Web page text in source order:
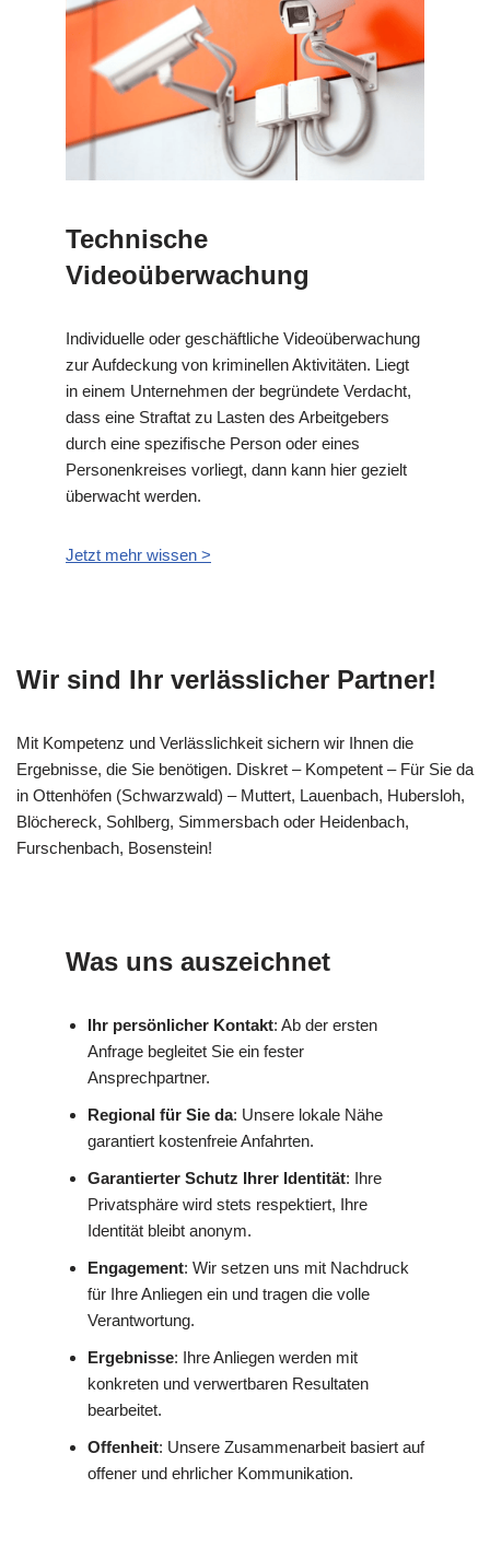
Technische
Videoüberwachung
Individuelle oder geschäftliche Videoüberwachung
zur Aufdeckung von kriminellen Aktivitäten. Liegt
in einem Unternehmen der begründete Verdacht,
dass eine Straftat zu Lasten des Arbeitgebers
durch eine spezifische Person oder eines
Personenkreises vorliegt, dann kann hier gezielt
überwacht werden.
Jetzt mehr wissen >
Wir sind Ihr verlässlicher Partner!
Mit Kompetenz und Verlässlichkeit sichern wir Ihnen die
Ergebnisse, die Sie benötigen. Diskret – Kompetent – Für Sie da
in Ottenhöfen (Schwarzwald) – Muttert, Lauenbach, Hubersloh,
Blöchereck, Sohlberg, Simmersbach oder Heidenbach,
Furschenbach, Bosenstein!
Was uns auszeichnet
Ihr persönlicher Kontakt: Ab der ersten
Anfrage begleitet Sie ein fester
Ansprechpartner.
Regional für Sie da: Unsere lokale Nähe
garantiert kostenfreie Anfahrten.
Garantierter Schutz Ihrer Identität: Ihre
Privatsphäre wird stets respektiert, Ihre
Identität bleibt anonym.
Engagement: Wir setzen uns mit Nachdruck
für Ihre Anliegen ein und tragen die volle
Verantwortung.
Ergebnisse: Ihre Anliegen werden mit
konkreten und verwertbaren Resultaten
bearbeitet.
Offenheit: Unsere Zusammenarbeit basiert auf
offener und ehrlicher Kommunikation.